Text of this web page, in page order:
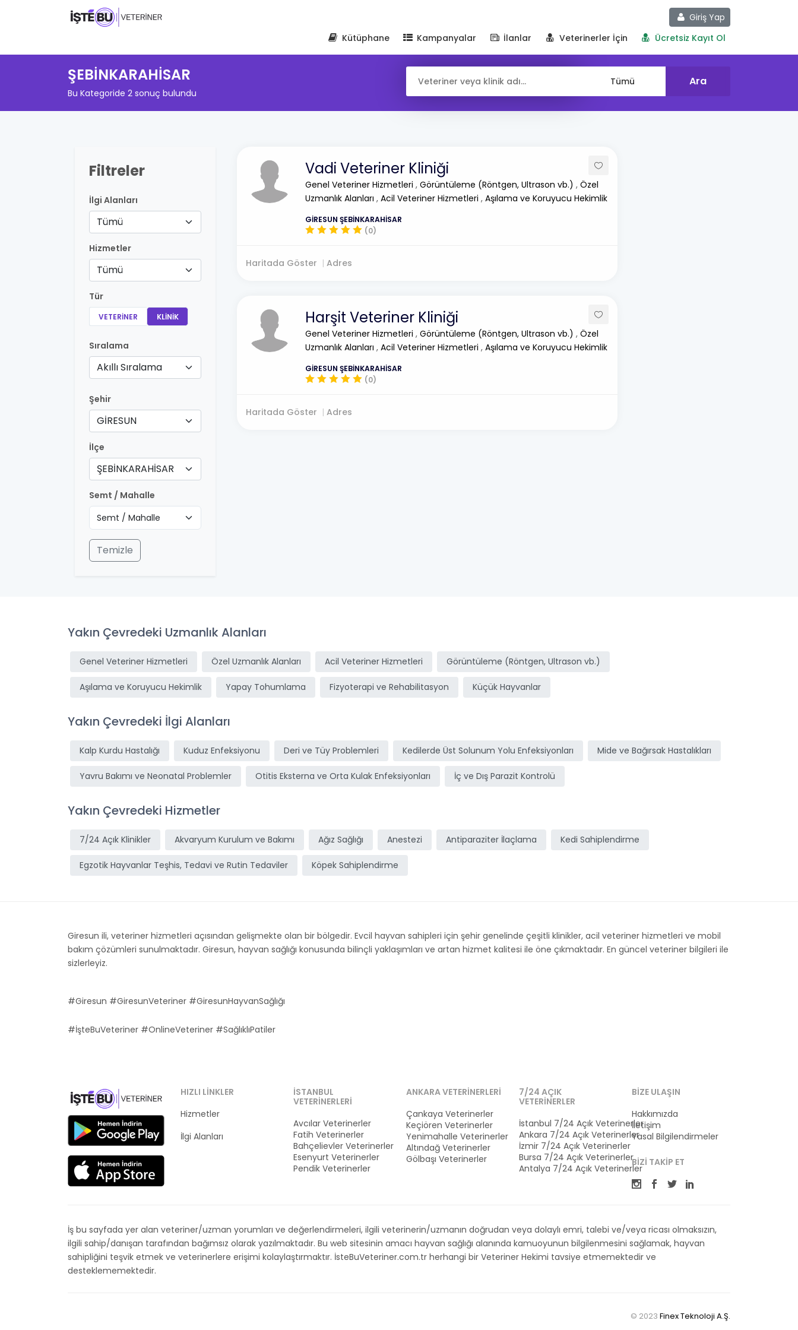
Giriş Yap
Kütüphane
Kampanyalar İlanlar Veterinerler İçin Ücretsiz Kayıt Ol
ŞEBİNKARAHİSAR
Bu Kategoride 2 sonuç bulundu
Filtreler
İlgi Alanları
Tümü
Hizmetler
Tümü
Tür
VETERINER KLINIK
Sıralama
Akıllı Sıralama
Şehir
GİRESUN
İlçe
ŞEBİNKARAHİSAR
Semt / Mahalle
Temizle
Vadi Veteriner Kliniği
Genel Veteriner Hizmetleri , Görüntüleme (Röntgen, Ultrason vb.) , Özel
Uzmanlık Alanları , Acil Veteriner Hizmetleri , Aşılama ve Koruyucu Hekimlik
GİRESUN ŞEBİNKARAHİSAR
(0)
Haritada Göster Adres
Harşit Veteriner Kliniği
Genel Veteriner Hizmetleri , Görüntüleme (Röntgen, Ultrason vb.) , Özel
Uzmanlık Alanları , Acil Veteriner Hizmetleri , Aşılama ve Koruyucu Hekimlik
GİRESUN ŞEBİNKARAHİSAR
(0)
Haritada Göster Adres
Yakın Çevredeki Uzmanlık Alanları
Genel Veteriner Hizmetleri Özel Uzmanlık Alanları Acil Veteriner Hizmetleri Görüntüleme (Röntgen, Ultrason vb.)
Aşılama ve Koruyucu Hekimlik Yapay Tohumlama Fizyoterapi ve Rehabilitasyon Küçük Hayvanlar
Yakın Çevredeki İlgi Alanları
Kalp Kurdu Hastalığı Kuduz Enfeksiyonu Deri ve Tüy Problemleri Kedilerde Üst Solunum Yolu Enfeksiyonları Mide ve Bağırsak Hastalıkları
Yavru Bakımı ve Neonatal Problemler Otitis Eksterna ve Orta Kulak Enfeksiyonları İç ve Dış Parazit Kontrolü
Yakın Çevredeki Hizmetler
7/24 Açık Klinikler Akvaryum Kurulum ve Bakımı Ağız Sağlığı Anestezi Antiparaziter İlaçlama Kedi Sahiplendirme
Egzotik Hayvanlar Teşhis, Tedavi ve Rutin Tedaviler Köpek Sahiplendirme
Giresun ili, veteriner hizmetleri açısından gelişmekte olan bir bölgedir. Evcil hayvan sahipleri için şehir genelinde çeşitli klinikler, acil veteriner hizmetleri ve mobil
bakım çözümleri sunulmaktadır. Giresun, hayvan sağlığı konusunda bilinçli yaklaşımları ve artan hizmet kalitesi ile öne çıkmaktadır. En güncel veteriner bilgileri ile
sizlerleyiz.
#Giresun #GiresunVeteriner #GiresunHayvanSağlığı
#İşteBuVeteriner #OnlineVeteriner #SağlıklıPatiler
HIZLI LINKLER
Hizmetler
İlgi Alanları
İSTANBUL
VETERINERLERI
Avcılar Veterinerler
Fatih Veterinerler
Bahçelievler Veterinerler
Esenyurt Veterinerler
Pendik Veterinerler
ANKARA VETERINERLERI
Çankaya Veterinerler
Keçiören Veterinerler
Yenimahalle Veterinerler
Altındağ Veterinerler
Gölbaşı Veterinerler
7/24 AÇIK
VETERINERLER
İstanbul 7/24 Açık Veterinerler
Ankara 7/24 Açık Veterinerler
İzmir 7/24 Açık Veterinerler
Bursa 7/24 Açık Veterinerler
Antalya 7/24 Açık Veterinerler
BIZE ULAŞIN
Hakkımızda
İletişim
Yasal Bilgilendirmeler
BIZI TAKIP ET
İş bu sayfada yer alan veteriner/uzman yorumları ve değerlendirmeleri, ilgili veterinerin/uzmanın doğrudan veya dolaylı emri, talebi ve/veya ricası olmaksızın,
ilgili sahip/danışan tarafından bağımsız olarak yazılmaktadır. Bu web sitesinin amacı hayvan sağlığı alanında kamuoyunun bilgilenmesini sağlamak, hayvan
sahipliğini teşvik etmek ve veterinerlere erişimi kolaylaştırmaktır. İsteBuVeteriner.com.tr herhangi bir Veteriner Hekimi tavsiye etmemektedir ve
desteklememektedir.
© 2023 Finex Teknoloji A.Ş.